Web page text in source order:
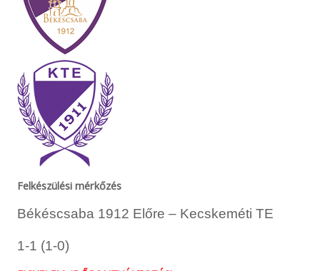
Felkészülési mérkőzés
Békéscsaba 1912 Előre – Kecskeméti TE
1-1 (1-0)